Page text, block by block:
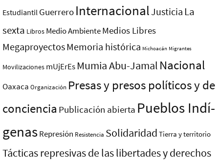
Estudiantil Guerrero InternacionalJusticia La
sexta Libros Medio AmbienteMedios Libres
MegaproyectosMemoria histórica Michoacán Migrantes
Movilizaciones mUjErEs Mumia Abu-Jamal Nacional
Oaxaca Organización Presas y presos polí­ticos y de
conciencia Publicación abierta Pueblos Indí­
genasRepresión Resistencia Solidaridad Tierra y territorio
Tácticas represivas de las libertades y derechos